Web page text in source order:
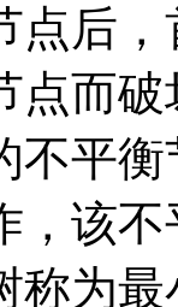
后，
点而
不平
，该
称为